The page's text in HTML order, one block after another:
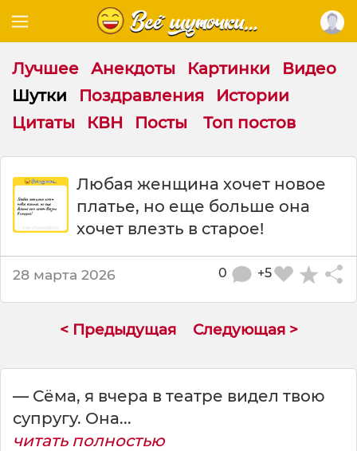
Лучшее Анекдоты Картинки
Видео
Шутки
Поздравления
Истории
Цитаты
КВН Посты Топ постов
:
ж
Любая женщина хочет новое
платье, но еще больше она
хочет влезть в старое!
28 марта 2026 +5
0
< Предыдущая Следующая >
— Сёма, я вчера в театре видел твою
супругу. Она...
читать полностью